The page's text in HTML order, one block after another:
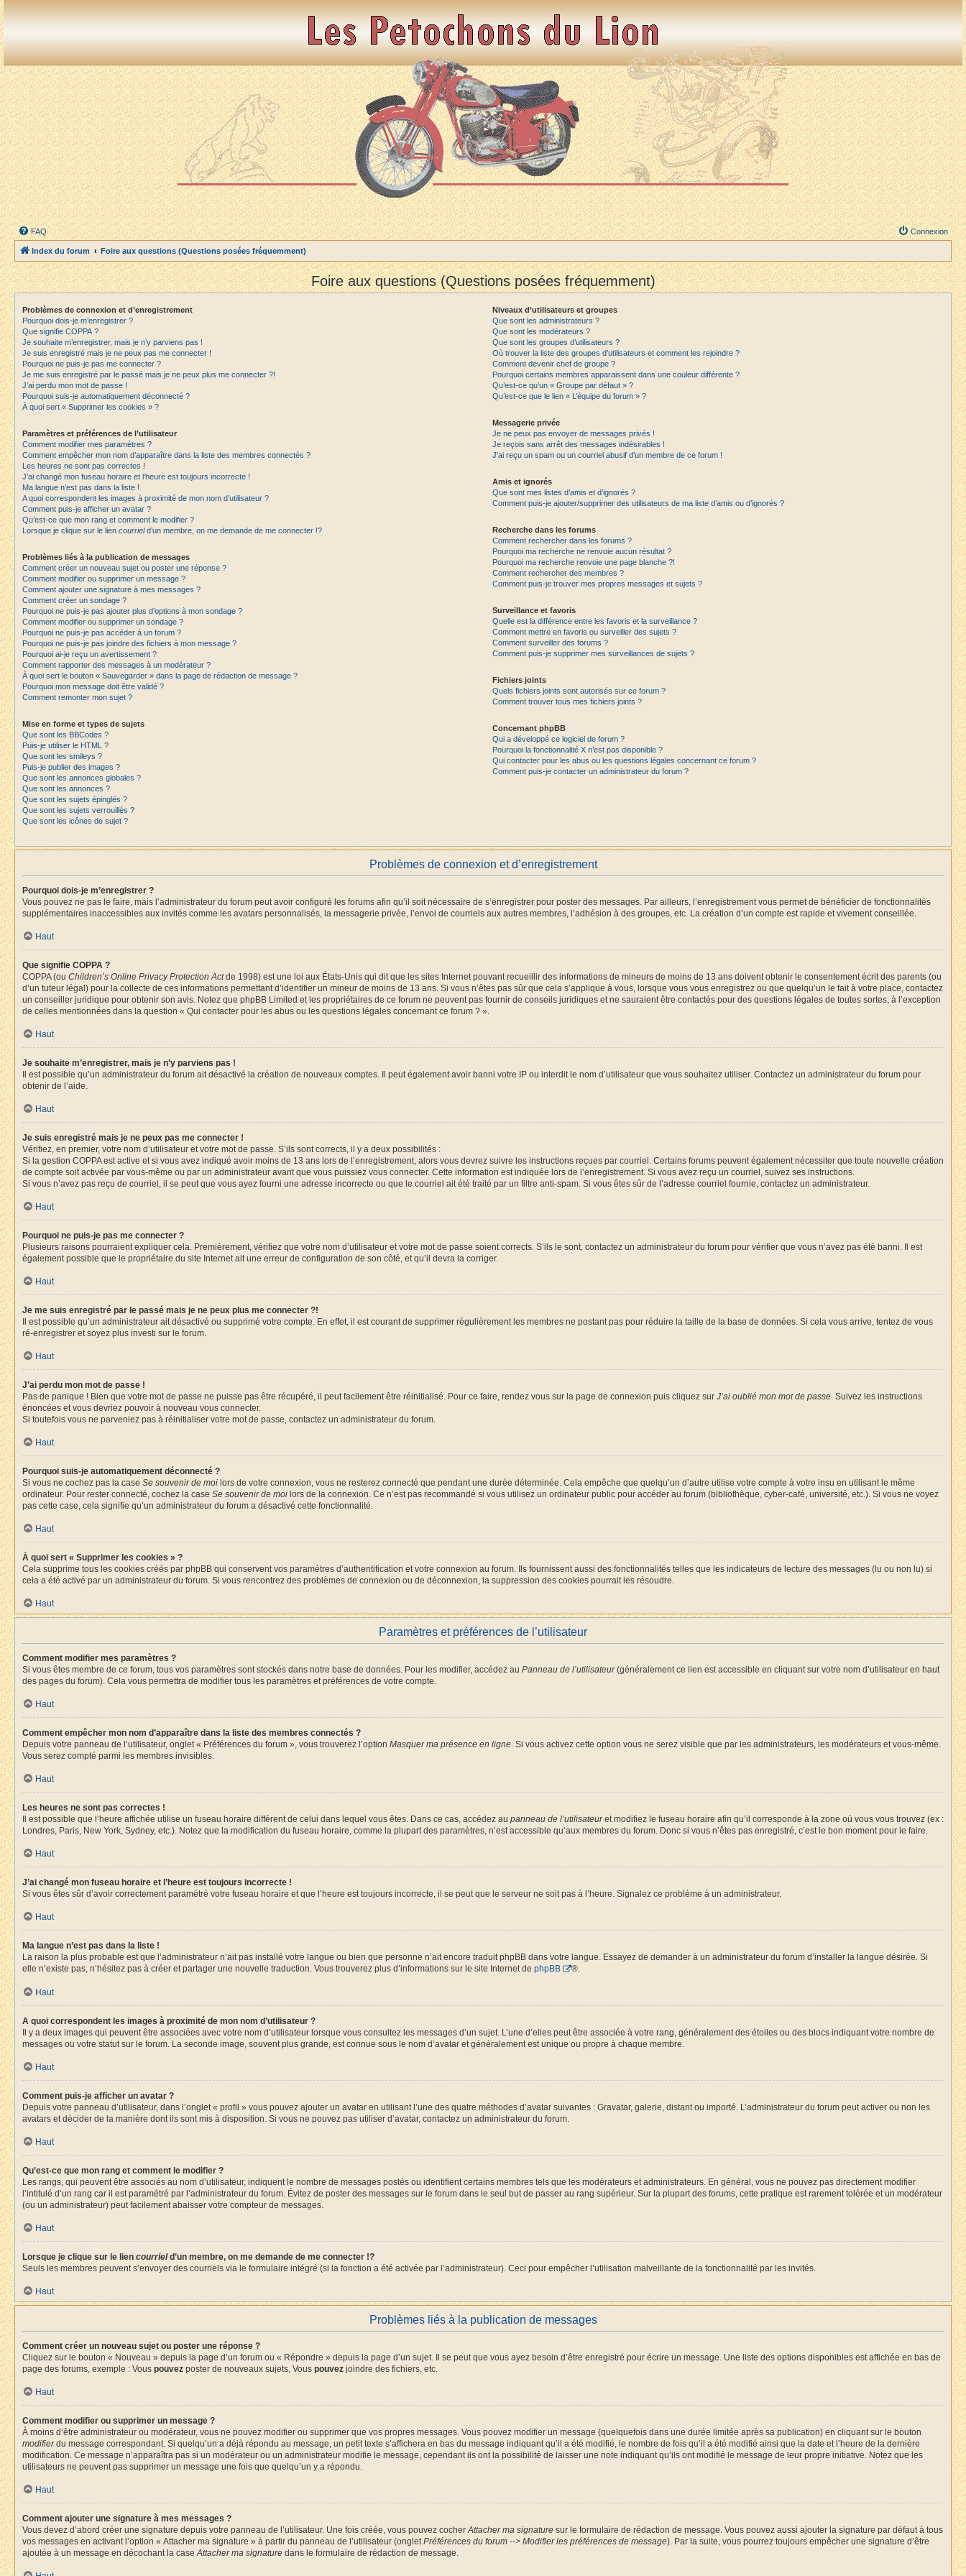
FAQ Connexion
Index du forum Foire aux questions (Questions posées fréquemment)
Foire aux questions (Questions posées fréquemment)
Problèmes de connexion et d’enregistrement
Pourquoi dois-je m’enregistrer ?
Que signifie COPPA ?
Je souhaite m’enregistrer, mais je n’y parviens pas !
Je suis enregistré mais je ne peux pas me connecter !
Pourquoi ne puis-je pas me connecter ?
Je me suis enregistré par le passé mais je ne peux plus me connecter ?!
J’ai perdu mon mot de passe !
Pourquoi suis-je automatiquement déconnecté ?
À quoi sert « Supprimer les cookies » ?
Paramètres et préférences de l’utilisateur
Comment modifier mes paramètres ?
Comment empêcher mon nom d’apparaître dans la liste des membres connectés ?
Les heures ne sont pas correctes !
J’ai changé mon fuseau horaire et l’heure est toujours incorrecte !
Ma langue n’est pas dans la liste !
A quoi correspondent les images à proximité de mon nom d’utilisateur ?
Comment puis-je afficher un avatar ?
Qu’est-ce que mon rang et comment le modifier ?
Lorsque je clique sur le lien courrield’un membre, on me demande de me connecter !?
Problèmes liés à la publication de messages
Comment créer un nouveau sujet ou poster une réponse ?
Comment modifier ou supprimer un message ?
Comment ajouter une signature à mes messages ?
Comment créer un sondage ?
Pourquoi ne puis-je pas ajouter plus d’options à mon sondage ?
Comment modifier ou supprimer un sondage ?
Pourquoi ne puis-je pas accéder à un forum ?
Pourquoi ne puis-je pas joindre des fichiers à mon message ?
Pourquoi ai-je reçu un avertissement ?
Comment rapporter des messages à un modérateur ?
À quoi sert le bouton « Sauvegarder » dans la page de rédaction de message ?
Pourquoi mon message doit être validé ?
Comment remonter mon sujet ?
Mise en forme et types de sujets
Que sont les BBCodes ?
Puis-je utiliser le HTML ?
Que sont les smileys ?
Puis-je publier des images ?
Que sont les annonces globales ?
Que sont les annonces ?
Que sont les sujets épinglés ?
Que sont les sujets verrouillés ?
Que sont les icônes de sujet ?
Niveaux d’utilisateurs et groupes
Que sont les administrateurs ?
Que sont les modérateurs ?
Que sont les groupes d’utilisateurs ?
Où trouver la liste des groupes d’utilisateurs et comment les rejoindre ?
Comment devenir chef de groupe ?
Pourquoi certains membres apparaissent dans une couleur différente ?
Qu’est-ce qu’un « Groupe par défaut » ?
Qu’est-ce que le lien « L’équipe du forum » ?
Messagerie privée
Je ne peux pas envoyer de messages privés !
Je reçois sans arrêt des messages indésirables !
J’ai reçu un spam ou un courriel abusif d’un membre de ce forum !
Amis et ignorés
Que sont mes listes d’amis et d’ignorés ?
Comment puis-je ajouter/supprimer des utilisateurs de ma liste d’amis ou d’ignorés ?
Recherche dans les forums
Comment rechercher dans les forums ?
Pourquoi ma recherche ne renvoie aucun résultat ?
Pourquoi ma recherche renvoie une page blanche ?!
Comment rechercher des membres ?
Comment puis-je trouver mes propres messages et sujets ?
Surveillance et favoris
Quelle est la différence entre les favoris et la surveillance ?
Comment mettre en favoris ou surveiller des sujets ?
Comment surveiller des forums ?
Comment puis-je supprimer mes surveillances de sujets ?
Fichiers joints
Quels fichiers joints sont autorisés sur ce forum ?
Comment trouver tous mes fichiers joints ?
Concernant phpBB
Qui a développé ce logiciel de forum ?
Pourquoi la fonctionnalité X n’est pas disponible ?
Qui contacter pour les abus ou les questions légales concernant ce forum ?
Comment puis-je contacter un administrateur du forum ?
Problèmes de connexion et d’enregistrement
Pourquoi dois-je m’enregistrer ?
Vous pouvez ne pas le faire, mais l’administrateur du forum peut avoir configuré les forums afin qu’il soit nécessaire de s’enregistrer pour poster des messages. Par ailleurs, l’enregistrement vous permet de bénéficier de fonctionnalités
supplémentaires inaccessibles aux invités comme les avatars personnalisés, la messagerie privée, l’envoi de courriels aux autres membres, l’adhésion à des groupes, etc. La création d’un compte est rapide et vivement conseillée.
Haut
Que signifie COPPA ?
COPPA (ou Children’s Online Privacy Protection Actde 1998) est une loi aux États-Unis qui dit que les sites Internet pouvant recueillir des informations de mineurs de moins de 13 ans doivent obtenir le consentement écrit des parents (ou
d’un tuteur légal) pour la collecte de ces informations permettant d’identifier un mineur de moins de 13 ans. Si vous n’êtes pas sûr que cela s’applique à vous, lorsque vous vous enregistrez ou que quelqu’un le fait à votre place, contactez
un conseiller juridique pour obtenir son avis. Notez que phpBB Limited et les propriétaires de ce forum ne peuvent pas fournir de conseils juridiques et ne sauraient être contactés pour des questions légales de toutes sortes, à l’exception
de celles mentionnées dans la question « Qui contacter pour les abus ou les questions légales concernant ce forum ? ».
Haut
Je souhaite m’enregistrer, mais je n’y parviens pas !
Il est possible qu’un administrateur du forum ait désactivé la création de nouveaux comptes. Il peut également avoir banni votre IP ou interdit le nom d’utilisateur que vous souhaitez utiliser. Contactez un administrateur du forum pour
obtenir de l’aide.
Haut
Je suis enregistré mais je ne peux pas me connecter !
Vérifiez, en premier, votre nom d’utilisateur et votre mot de passe. S’ils sont corrects, il y a deux possibilités :
Si la gestion COPPA est active et si vous avez indiqué avoir moins de 13 ans lors de l’enregistrement, alors vous devrez suivre les instructions reçues par courriel. Certains forums peuvent également nécessiter que toute nouvelle création
de compte soit activée par vous-même ou par un administrateur avant que vous puissiez vous connecter. Cette information est indiquée lors de l’enregistrement. Si vous avez reçu un courriel, suivez ses instructions.
Si vous n’avez pas reçu de courriel, il se peut que vous ayez fourni une adresse incorrecte ou que le courriel ait été traité par un filtre anti-spam. Si vous êtes sûr de l’adresse courriel fournie, contactez un administrateur.
Haut
Pourquoi ne puis-je pas me connecter ?
Plusieurs raisons pourraient expliquer cela. Premièrement, vérifiez que votre nom d’utilisateur et votre mot de passe soient corrects. S’ils le sont, contactez un administrateur du forum pour vérifier que vous n’avez pas été banni. Il est
également possible que le propriétaire du site Internet ait une erreur de configuration de son côté, et qu’il devra la corriger.
Haut
Je me suis enregistré par le passé mais je ne peux plus me connecter ?!
Il est possible qu’un administrateur ait désactivé ou supprimé votre compte. En effet, il est courant de supprimer régulièrement les membres ne postant pas pour réduire la taille de la base de données. Si cela vous arrive, tentez de vous
ré-enregistrer et soyez plus investi sur le forum.
Haut
J’ai perdu mon mot de passe !
Pas de panique ! Bien que votre mot de passe ne puisse pas être récupéré, il peut facilement être réinitialisé. Pour ce faire, rendez vous sur la page de connexion puis cliquez sur J’ai oublié mon mot de passe. Suivez les instructions
énoncées et vous devriez pouvoir à nouveau vous connecter.
Si toutefois vous ne parveniez pas à réinitialiser votre mot de passe, contactez un administrateur du forum.
Haut
Pourquoi suis-je automatiquement déconnecté ?
Si vous ne cochez pas la case Se souvenir de moi lors de votre connexion, vous ne resterez connecté que pendant une durée déterminée. Cela empêche que quelqu’un d’autre utilise votre compte à votre insu en utilisant le même
ordinateur. Pour rester connecté, cochez la case Se souvenir de moi lors de la connexion. Ce n’est pas recommandé si vous utilisez un ordinateur public pour accéder au forum (bibliothèque, cyber-café, université, etc.). Si vous ne voyez
pas cette case, cela signifie qu’un administrateur du forum a désactivé cette fonctionnalité.
Haut
À quoi sert « Supprimer les cookies » ?
Cela supprime tous les cookies créés par phpBB qui conservent vos paramètres d’authentification et votre connexion au forum. Ils fournissent aussi des fonctionnalités telles que les indicateurs de lecture des messages (lu ou non lu) si
cela a été activé par un administrateur du forum. Si vous rencontrez des problèmes de connexion ou de déconnexion, la suppression des cookies pourrait les résoudre.
Haut
Paramètres et préférences de l’utilisateur
Comment modifier mes paramètres ?
Si vous êtes membre de ce forum, tous vos paramètres sont stockés dans notre base de données. Pour les modifier, accédez au Panneau de l’utilisateur(généralement ce lien est accessible en cliquant sur votre nom d’utilisateur en haut
des pages du forum). Cela vous permettra de modifier tous les paramètres et préférences de votre compte.
Haut
Comment empêcher mon nom d’apparaître dans la liste des membres connectés ?
Depuis votre panneau de l’utilisateur, onglet « Préférences du forum », vous trouverez l’option Masquer ma présence en ligne. Si vous activez cette option vous ne serez visible que par les administrateurs, les modérateurs et vous-même.
Vous serez compté parmi les membres invisibles.
Haut
Les heures ne sont pas correctes !
Il est possible que l’heure affichée utilise un fuseau horaire différent de celui dans lequel vous êtes. Dans ce cas, accédez au panneau de l’utilisateuret modifiez le fuseau horaire afin qu’il corresponde à la zone où vous vous trouvez (ex :
Londres, Paris, New York, Sydney, etc.). Notez que la modification du fuseau horaire, comme la plupart des paramètres, n’est accessible qu’aux membres du forum. Donc si vous n’êtes pas enregistré, c’est le bon moment pour le faire.
Haut
J’ai changé mon fuseau horaire et l’heure est toujours incorrecte !
Si vous êtes sûr d’avoir correctement paramétré votre fuseau horaire et que l’heure est toujours incorrecte, il se peut que le serveur ne soit pas à l’heure. Signalez ce problème à un administrateur.
Haut
Ma langue n’est pas dans la liste !
La raison la plus probable est que l’administrateur n’ait pas installé votre langue ou bien que personne n’ait encore traduit phpBB dans votre langue. Essayez de demander à un administrateur du forum d’installer la langue désirée. Si
elle n’existe pas, n’hésitez pas à créer et partager une nouvelle traduction. Vous trouverez plus d’informations sur le site Internet de phpBB ®.
Haut
A quoi correspondent les images à proximité de mon nom d’utilisateur ?
Il y a deux images qui peuvent être associées avec votre nom d’utilisateur lorsque vous consultez les messages d’un sujet. L’une d’elles peut être associée à votre rang, généralement des étoiles ou des blocs indiquant votre nombre de
messages ou votre statut sur le forum. La seconde image, souvent plus grande, est connue sous le nom d’avatar et généralement est unique ou propre à chaque membre.
Haut
Comment puis-je afficher un avatar ?
Depuis votre panneau d’utilisateur, dans l’onglet « profil » vous pouvez ajouter un avatar en utilisant l’une des quatre méthodes d’avatar suivantes : Gravatar, galerie, distant ou importé. L’administrateur du forum peut activer ou non les
avatars et décider de la manière dont ils sont mis à disposition. Si vous ne pouvez pas utiliser d’avatar, contactez un administrateur du forum.
Haut
Qu’est-ce que mon rang et comment le modifier ?
Les rangs, qui peuvent être associés au nom d’utilisateur, indiquent le nombre de messages postés ou identifient certains membres tels que les modérateurs et administrateurs. En général, vous ne pouvez pas directement modifier
l’intitulé d’un rang car il est paramétré par l’administrateur du forum. Évitez de poster des messages sur le forum dans le seul but de passer au rang supérieur. Sur la plupart des forums, cette pratique est rarement tolérée et un modérateur
(ou un administrateur) peut facilement abaisser votre compteur de messages.
Haut
Lorsque je clique sur le lien courrield’un membre, on me demande de me connecter !?
Seuls les membres peuvent s’envoyer des courriels via le formulaire intégré (si la fonction a été activée par l’administrateur). Ceci pour empêcher l’utilisation malveillante de la fonctionnalité par les invités.
Haut
Problèmes liés à la publication de messages
Comment créer un nouveau sujet ou poster une réponse ?
Cliquez sur le bouton « Nouveau » depuis la page d’un forum ou « Répondre » depuis la page d’un sujet. Il se peut que vous ayez besoin d’être enregistré pour écrire un message. Une liste des options disponibles est affichée en bas de
page des forums, exemple : Vous pouvez poster de nouveaux sujets, Vous pouvez joindre des fichiers, etc.
Haut
Comment modifier ou supprimer un message ?
À moins d’être administrateur ou modérateur, vous ne pouvez modifier ou supprimer que vos propres messages. Vous pouvez modifier un message (quelquefois dans une durée limitée après sa publication) en cliquant sur le bouton
modifierdu message correspondant. Si quelqu’un a déjà répondu au message, un petit texte s’affichera en bas du message indiquant qu’il a été modifié, le nombre de fois qu’il a été modifié ainsi que la date et l’heure de la dernière
modification. Ce message n’apparaîtra pas si un modérateur ou un administrateur modifie le message, cependant ils ont la possibilité de laisser une note indiquant qu’ils ont modifié le message de leur propre initiative. Notez que les
utilisateurs ne peuvent pas supprimer un message une fois que quelqu’un y a répondu.
Haut
Comment ajouter une signature à mes messages ?
Vous devez d’abord créer une signature depuis votre panneau de l’utilisateur. Une fois créée, vous pouvez cocherAttacher ma signature sur le formulaire de rédaction de message. Vous pouvez aussi ajouter la signature par défaut à tous
vos messages en activant l’option « Attacher ma signature » à partir du panneau de l’utilisateur (ongletPréférences du forum --> Modifier les préférences de message). Par la suite, vous pourrez toujours empêcher une signature d’être
ajoutée à un message en décochant la caseAttacher ma signature dans le formulaire de rédaction de message.